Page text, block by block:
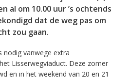
al om 10.00 uur ’s ochtends
dat de weg pas om
zou gaan.
nodig vanwege extra
Lisserwegviaduct. Deze zomer
en in het weekend van 20 en 21